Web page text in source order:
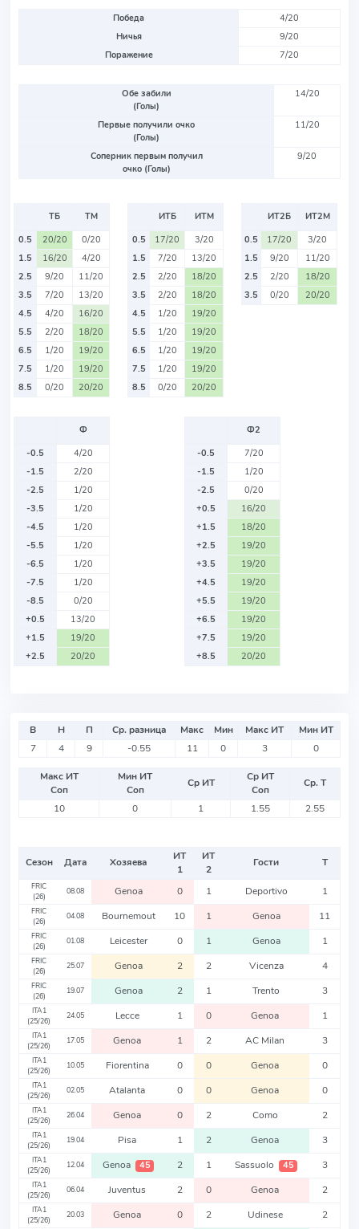
Победа
4/20
Ничья
9/20
Поражение
7/20
Обе забили
(Голы)
14/20
Первые получили очко
(Голы)
11/20
Соперник первым получил
очко (Голы)
9/20
ТБ
ТМ
0.5
20/20
0/20
1.5
16/20
4/20
2.5
9/20
11/20
3.5
7/20
13/20
4.5
4/20
16/20
5.5
2/20
18/20
6.5
1/20
19/20
7.5
1/20
19/20
8.5
0/20 20/20
ИТБ
ИТМ
0.5
17/20
3/20
1.5
7/20
13/20
2.5
2/20
18/20
3.5
2/20
18/20
4.5
1/20
19/20
5.5
1/20
19/20
6.5
1/20
19/20
7.5
1/20
19/20
8.5
0/20 20/20
ИТ2Б
ИТ2М
0.5
17/20
3/20
1.5
9/20
11/20
2.5
2/20
18/20
3.5
0/20 20/20
Ф
-0.5
4/20
-1.5
2/20
-2.5
1/20
-3.5
1/20
-4.5
1/20
-5.5
1/20
-6.5
1/20
-7.5
1/20
-8.5
0/20
+0.5
13/20
+1.5
19/20
+2.5
20/20
Ф2
-0.5
7/20
-1.5
1/20
-2.5
0/20
+0.5
16/20
+1.5
18/20
+2.5
19/20
+3.5
19/20
+4.5
19/20
+5.5
19/20
+6.5
19/20
+7.5
19/20
+8.5
20/20
В Н П Ср. разница Макс Мин Макс ИТ
Мин ИТ
7
4 9 -0.55 11 0 3 0
Макс ИТ
Соп
Мин ИТ
Соп
Ср ИТ
Ср ИТ
Соп
Ср. Т
10
0 1 1.55 2.55
Сезон Дата Хозяева
ИТ
1
ИТ
2
Гости Т
FRIC
(26)
08.08 Genoa 0 1 Deportivo 1
FRIC
(26)
04.08 Bournemout 10 1 Genoa 11
FRIC
(26)
01.08 Leicester 0 1 Genoa 1
FRIC
(26)
25.07 Genoa 2 2 Vicenza 4
FRIC
(26)
19.07 Genoa 2 1 Trento 3
ITA1
(25/26)
24.05 Lecce 1 0 Genoa 1
ITA1
(25/26)
17.05 Genoa 1 2 AC Milan 3
ITA1
(25/26)
10.05 Fiorentina 0 0 Genoa 0
ITA1
(25/26)
02.05 Atalanta 0 0 Genoa 0
ITA1
(25/26)
26.04 Genoa 0 2 Como 2
ITA1
(25/26)
19.04 Pisa 1 2 Genoa 3
ITA1
(25/26)
12.04 Genoa 45 2 1 Sassuolo 45 3
ITA1
(25/26)
06.04 Juventus 2 0 Genoa 2
ITA1
(25/26)
20.03 Genoa 0 2 Udinese 2